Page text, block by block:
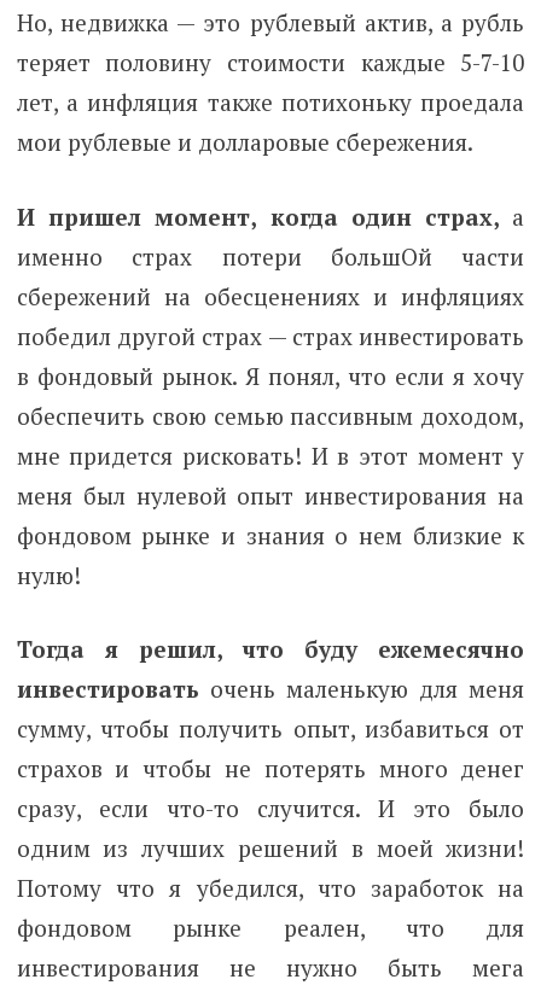
Но, недвижка — это рублевый актив, а рубль
теряет половину стоимости каждые 5-7-10
лет, а инфляция также потихоньку проедала
мои рублевые и долларовые сбережения.
И пришел момент, когда один страх, а
именно страх потери большОй части
сбережений на обесценениях и инфляциях
победил другой страх — страх инвестировать
в фондовый рынок. Я понял, что если я хочу
обеспечить свою семью пассивным доходом,
мне придется рисковать! И в этот момент у
меня был нулевой опыт инвестирования на
фондовом рынке и знания о нем близкие к
нулю!
Тогда я решил, что буду ежемесячно
инвестировать очень маленькую для меня
сумму, чтобы получить опыт, избавиться от
страхов и чтобы не потерять много денег
сразу, если что-то случится. И это было
одним из лучших решений в моей жизни!
Потому что я убедился, что заработок на
фондовом рынке реален, что для
инвестирования не нужно быть мега